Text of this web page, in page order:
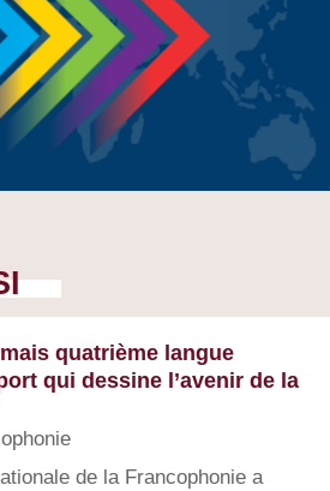
quatrième langue
qui dessine l’avenir de la
de la Francophonie a